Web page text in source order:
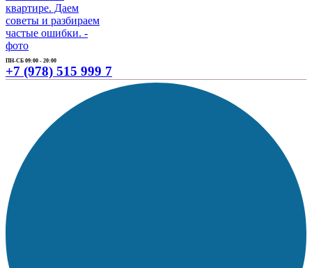
ПН-СБ 09:00 - 20:00
+7 (978) 515 999 7